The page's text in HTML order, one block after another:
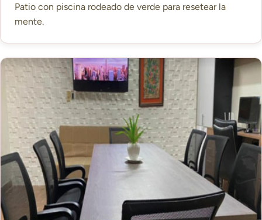
Patio con piscina rodeado de verde para resetear la
mente.